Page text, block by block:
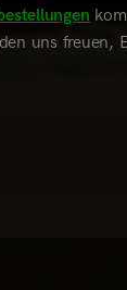
uns freuen,